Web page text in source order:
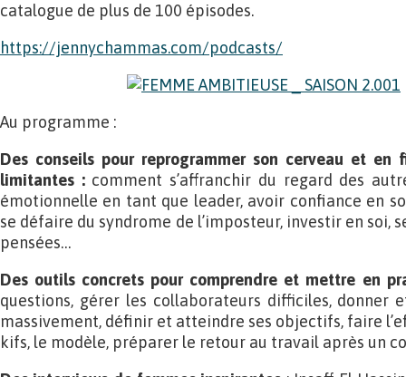
catalogue de plus de 100 épisodes.
https://jennychammas.com/podcasts/
Au programme :
Des conseils pour reprogrammer son cerveau et en
limitantes : comment s’affranchir du regard des
émotionnelle en tant que leader, avoir confiance en
se défaire du syndrome de l’imposteur, investir en soi,
pensées…
Des outils concrets pour comprendre et mettre en
questions, gérer les collaborateurs difficiles, donner
massivement, définir et atteindre ses objectifs, faire
kifs, le modèle, préparer le retour au travail après un